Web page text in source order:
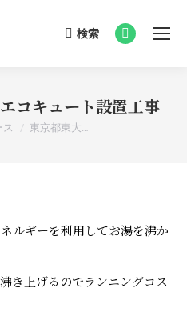
Search:
検索
Facebook
in
コキュート設置工事
ス 東京都東大…
ルギーを利用してお湯を沸か
き上げるのでランニングコス